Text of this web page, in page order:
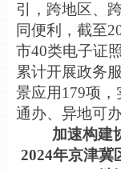
引，跨地区、
同便利，截至
市40类电子证
累计开展政务
景应用179项，
通办、异地可
加速构建
2024年京津冀